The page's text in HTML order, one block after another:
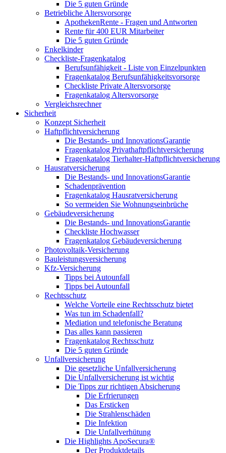
Die 5 guten Gründe
Betriebliche Altersvorsorge
ApothekenRente - Fragen und Antworten
Rente für 400 EUR Mitarbeiter
Die 5 guten Gründe
Enkelkinder
Checkliste-Fragenkatalog
Berufsunfähigkeit - Liste von Einzelpunkten
Fragenkatalog Berufsunfähigkeitsvorsorge
Checkliste Private Altersvorsorge
Fragenkatalog Altersvorsorge
Vergleichsrechner
Sicherheit
Konzept Sicherheit
Haftpflichtversicherung
Die Bestands- und InnovationsGarantie
Fragenkatalog Privathaftpflichtversicherung
Fragenkatalog Tierhalter-Haftpflichtversicherung
Hausratversicherung
Die Bestands- und InnovationsGarantie
Schadenprävention
Fragenkatalog Hausratversicherung
So vermeiden Sie Wohnungseinbrüche
Gebäudeversicherung
Die Bestands- und InnovationsGarantie
Checkliste Hochwasser
Fragenkatalog Gebäudeversicherung
Photovoltaik-Versicherung
Bauleistungsversicherung
Kfz-Versicherung
Tipps bei Autounfall
Tipps bei Autounfall
Rechtsschutz
Welche Vorteile eine Rechtsschutz bietet
Was tun im Schadenfall?
Mediation und telefonische Beratung
Das alles kann passieren
Fragenkatalog Rechtsschutz
Die 5 guten Gründe
Unfallversicherung
Die gesetzliche Unfallversicherung
Die Unfallversicherung ist wichtig
Die Tipps zur richtigen Absicherung
Die Erfrierungen
Das Ersticken
Die Strahlenschäden
Die Infektion
Die Unfallverhütung
Die Highlights ApoSecura®
Der Produktdetails